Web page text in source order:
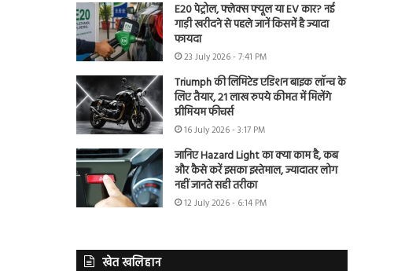
E20 पेट्रोल, फ्लेक्स फ्यूल या EV कार? नई
गाड़ी खरीदने से पहले जानें किसमें है ज्यादा
फायदा
23 July 2026 - 7:41 PM
Triumph की लिमिटेड एडिशन बाइक लॉन्च के
लिए तैयार, 21 लाख रुपये कीमत में मिलेंगे
प्रीमियम फीचर्स
16 July 2026 - 3:17 PM
जानिए Hazard Light का क्या काम है, कब
और कैसे करें इसका इस्तेमाल, ज्यादातर लोग
नहीं जानते सही तरीका
12 July 2026 - 6:14 PM
खेत खलिहान